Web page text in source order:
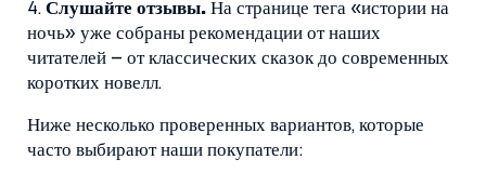
4. Слушайте отзывы. На странице тега «истории на
ночь» уже собраны рекомендации от наших
читателей – от классических сказок до современных
коротких новелл.
Ниже несколько проверенных вариантов, которые
часто выбирают наши покупатели: